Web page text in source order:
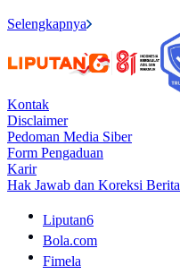
Selengkapnya
Kontak
Disclaimer
Pedoman Media Siber
Form Pengaduan
Karir
Hak Jawab dan Koreksi Berita
Liputan6
Bola.com
Fimela